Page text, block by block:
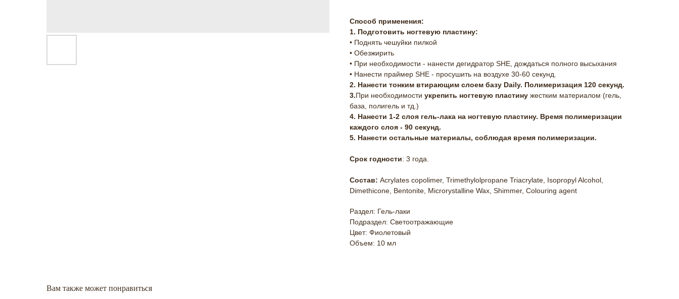
Способ применения:
1. Подготовить ногтевую пластину:
• Поднять чешуйки пилкой
• Обезжирить
• При необходимости - нанести дегидратор SHE, дождаться полного высыхания
• Нанести праймер SHE - просушить на воздухе 30-60 секунд.
2. Нанести тонким втирающим слоем базу Daily. Полимеризация 120 секунд.
3.При необходимости укрепить ногтевую пластину жестким материалом (гель,
база, полигель и тд.)
4. Нанести 1-2 слоя гель-лака на ногтевую пластину. Время полимеризации
каждого слоя - 90 секунд.
5. Нанести остальные материалы, соблюдая время полимеризации.
Срок годности: 3 года.
Состав: Acrylates copolimer, Trimethylolpropane Triacrylate, Isopropyl Alcohol,
Dimethicone, Bentonite, Microrystalline Wax, Shimmer, Colouring agent
Раздел: Гель-лаки
Подраздел: Светоотражающие
Цвет: Фиолетовый
Объем: 10 мл
Вам также может понравиться